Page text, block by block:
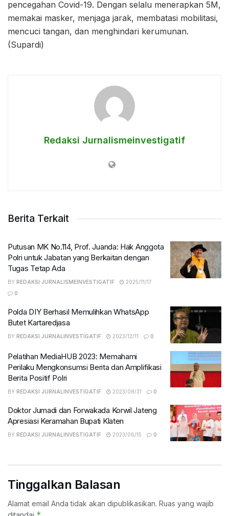
pencegahan Covid-19. Dengan selalu menerapkan 5M,
memakai masker, menjaga jarak, membatasi mobilitasi,
mencuci tangan, dan menghindari kerumunan.
(Supardi)
Redaksi Jurnalismeinvestigatif
Berita Terkait
Putusan MK No.114, Prof. Juanda: Hak Anggota
Polri untuk Jabatan yang Berkaitan dengan
Tugas Tetap Ada
BY REDAKSI JURNALISMEINVESTIGATIF
2025/11/17
0
Polda DIY Berhasil Memulihkan WhatsApp
Butet Kartaredjasa
BY REDAKSI JURNALINVESTIGATIF 2023/12/11 0
Pelatihan MediaHUB 2023: Memahami
Perilaku Mengkonsumsi Berita dan Amplifikasi
Berita Positif Polri
BY REDAKSI JURNALINVESTIGATIF 2023/08/31 0
Doktor Jumadi dan Forwakada Korwil Jateng
Apresiasi Keramahan Bupati Klaten
BY REDAKSI JURNALINVESTIGATIF 2023/06/15 0
Tinggalkan Balasan
Alamat email Anda tidak akan dipublikasikan. Ruas yang wajib